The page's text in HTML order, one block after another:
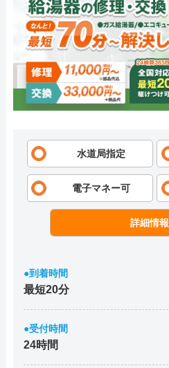
水道局指定
電子マネー可
詳細情報
●到着時間
最短20分
●受付時間
24時間